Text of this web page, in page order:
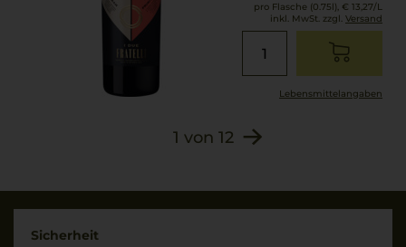
pro Flasche (0.75l), € 13,27/L
inkl. MwSt. zzgl. Versand
Lebensmittel­angaben
1 von 12
Sicherheit